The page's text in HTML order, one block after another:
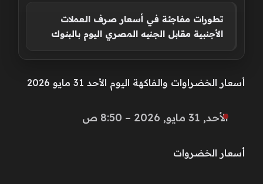
تطورات مفاجئة في أسعار صرف العملات
الأجنبية مقابل الجنيه المصري اليوم بالبنوك
أسعار الخضراوات والفاكهة اليوم الأحد 31 مايو 2026
الأحد, 31 مايو, 2026 – 8:50 ص
أسعار الخضروات